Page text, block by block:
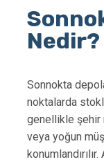
Nedir?
Sonnokta
noktalarda
genellikle şehir
veya yoğun